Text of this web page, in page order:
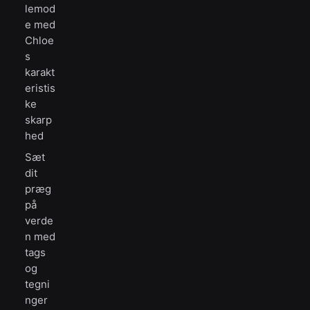
lemod
e med
Chloe
s
karakt
eristis
ke
skarp
hed
Sæt
dit
præg
på
verde
n med
tags
og
tegni
nger